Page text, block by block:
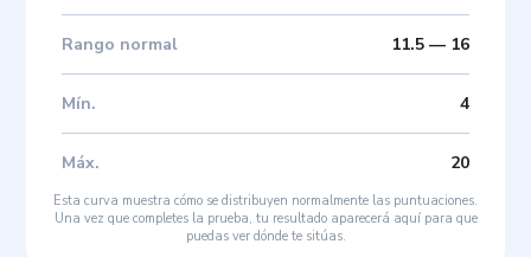
Rango normal 11.5— 16
Mín. 4
Máx. 20
Esta curva muestra cómo se distribuyen normalmente las puntuaciones.
Una vez que completes la prueba, tu resultado aparecerá aquí para que
puedas ver dónde te sitúas.